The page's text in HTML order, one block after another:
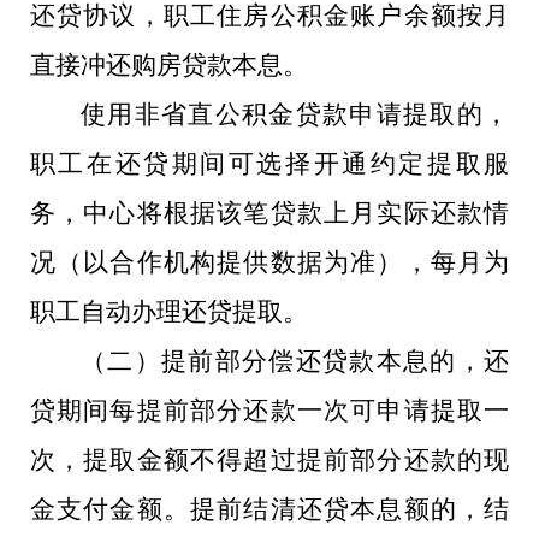
还贷协议，职工住房公积金账户余额按月
直接冲还购房贷款本息。
使用非省直公积金贷款申请提取的，
职工在还贷期间可选择开通约定提取服
务，中心将根据该笔贷款上月实际还款情
况（以合作机构提供数据为准），每月为
职工自动办理还贷提取。
（二）提前部分偿还贷款本息的，还
贷期间每提前部分还款一次可申请提取一
次，提取金额不得超过提前部分还款的现
金支付金额。提前结清还贷本息额的，结